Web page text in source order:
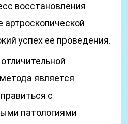
восстановления
артроскопической
успех ее проведения.
является
с
патологиями